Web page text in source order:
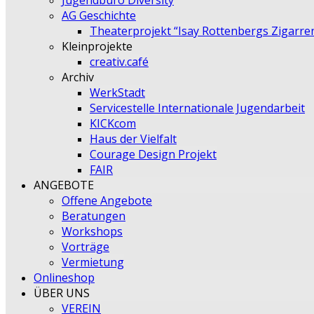
AG Geschichte
Theaterprojekt “Isay Rottenbergs
Kleinprojekte
creativ.café
Archiv
WerkStadt
Servicestelle Internationale Jugendarbeit
KICKcom
Haus der Vielfalt
Courage Design Projekt
FAIR
ANGEBOTE
Offene Angebote
Beratungen
Workshops
Vorträge
Vermietung
Onlineshop
ÜBER UNS
VEREIN